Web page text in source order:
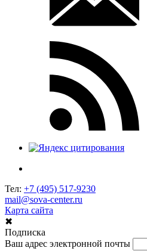
Тел: +7 (495) 517-9230
mail@sova-center.ru
Карта сайта
✖
Подписка
Ваш адрес электронной почты